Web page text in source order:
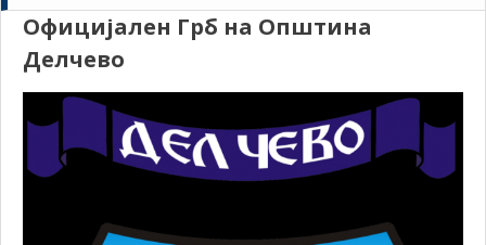
Официјален Грб на Општина
Делчево